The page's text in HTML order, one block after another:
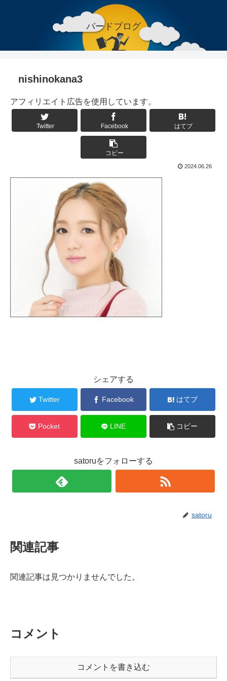
バードブログ
nishinokana3
アフィリエイト広告を使用しています。
Twitter Facebook はてブ
コピー
2024.06.26
シェアする
Twitter Facebook はてブ
Pocket LINE コピー
satoruをフォローする
satoru
関連記事
関連記事は見つかりませんでした。
コメント
コメントを書き込む